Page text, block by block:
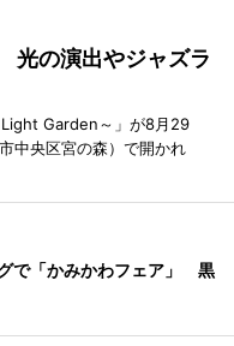
光の演出やジャズラ
Garden～」が8月29
中央区宮の森）で開かれ
で「かみかわフェア」 黒